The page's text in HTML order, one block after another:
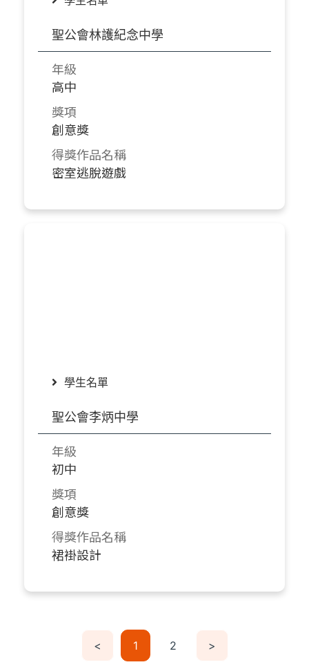
聖公會林護紀念中學
年級
高中
獎項
創意獎
得獎作品名稱
密室逃脫遊戲
學生名單
聖公會李炳中學
年級
初中
獎項
創意獎
得獎作品名稱
裙褂設計
< 1 2 >